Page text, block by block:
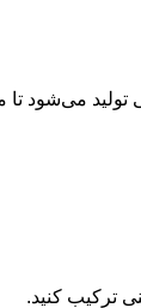
می‌شود تا
ترکیب کنید.